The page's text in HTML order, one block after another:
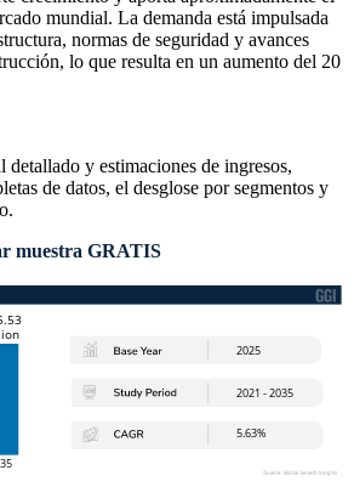
mundial. La demanda está impulsada
normas de seguridad y avances
lo que resulta en un aumento del 20
detallado y estimaciones de ingresos,
de datos, el desglose por segmentos y
.
muestra GRATIS